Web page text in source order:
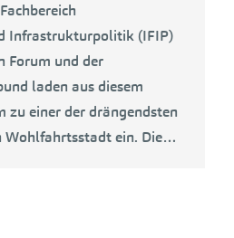
Infrastrukturpolitik (IFIP)
Forum und der
laden aus diesem
zu einer der drängendsten
Wohlfahrtsstadt ein. Die…